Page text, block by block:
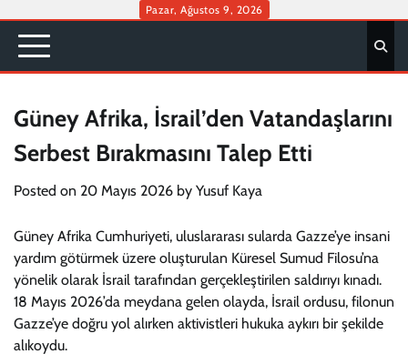
content
Pazar, Ağustos 9, 2026
Güney Afrika, İsrail’den Vatandaşlarını
Serbest Bırakmasını Talep Etti
Posted on 20 Mayıs 2026 by Yusuf Kaya
Güney Afrika Cumhuriyeti, uluslararası sularda Gazze’ye insani
yardım götürmek üzere oluşturulan Küresel Sumud Filosu’na
yönelik olarak İsrail tarafından gerçekleştirilen saldırıyı kınadı.
18 Mayıs 2026’da meydana gelen olayda, İsrail ordusu, filonun
Gazze’ye doğru yol alırken aktivistleri hukuka aykırı bir şekilde
alıkoydu.